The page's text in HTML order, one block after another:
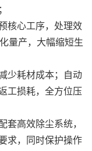
核心工序，处理效
量产，大幅缩短生
少耗材成本；自动
工损耗，全方位压
高效除尘系统，
求，同时保护操作